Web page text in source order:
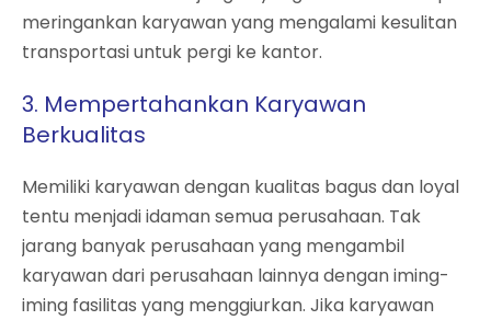
meringankan karyawan yang mengalami kesulitan
transportasi untuk pergi ke kantor.
3. Mempertahankan Karyawan
Berkualitas
Memiliki karyawan dengan kualitas bagus dan loyal
tentu menjadi idaman semua perusahaan. Tak
jarang banyak perusahaan yang mengambil
karyawan dari perusahaan lainnya dengan iming-
iming fasilitas yang menggiurkan. Jika karyawan